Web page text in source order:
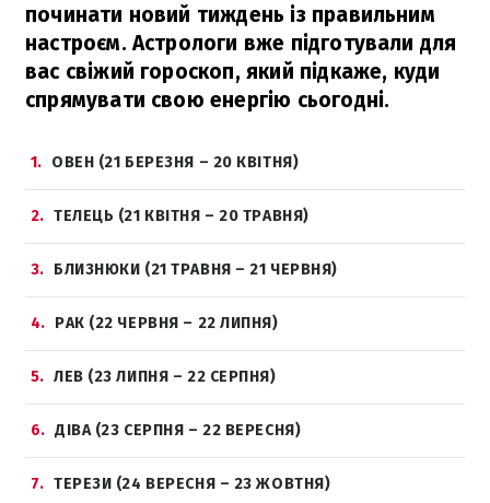
починати новий тиждень із правильним
настроєм. Астрологи вже підготували для
вас свіжий гороскоп, який підкаже, куди
спрямувати свою енергію сьогодні.
1 ОВЕН (21 БЕРЕЗНЯ – 20 КВІТНЯ)
2 ТЕЛЕЦЬ (21 КВІТНЯ – 20 ТРАВНЯ)
3 БЛИЗНЮКИ (21 ТРАВНЯ – 21 ЧЕРВНЯ)
4 РАК (22 ЧЕРВНЯ – 22 ЛИПНЯ)
5 ЛЕВ (23 ЛИПНЯ – 22 СЕРПНЯ)
6 ДІВА (23 СЕРПНЯ – 22 ВЕРЕСНЯ)
7 ТЕРЕЗИ (24 ВЕРЕСНЯ – 23 ЖОВТНЯ)